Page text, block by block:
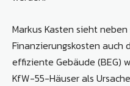
Markus Kasten sieht
Finanzierungskosten
effiziente Gebäude (BEG)
KfW-55-Häuser als